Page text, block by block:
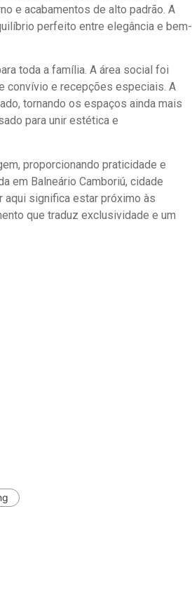
e acabamentos de alto padrão. A
perfeito entre elegância e bem-
toda a família. A área social foi
convívio e recepções especiais. A
tornando os espaços ainda mais
para unir estética e
proporcionando praticidade e
em Balneário Camboriú, cidade
aqui significa estar próximo às
que traduz exclusividade e um